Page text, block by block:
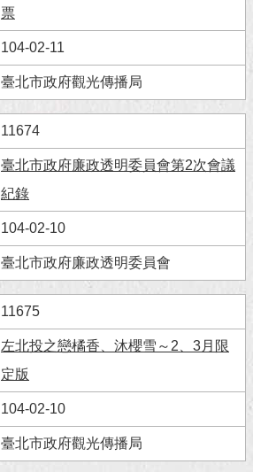
票
104-02-11
臺北市政府觀光傳播局
11674
臺北市政府廉政透明委員會第2次會議
紀錄
104-02-10
臺北市政府廉政透明委員會
11675
左北投之戀橘香、沐櫻雪～2、3月限
定版
104-02-10
臺北市政府觀光傳播局